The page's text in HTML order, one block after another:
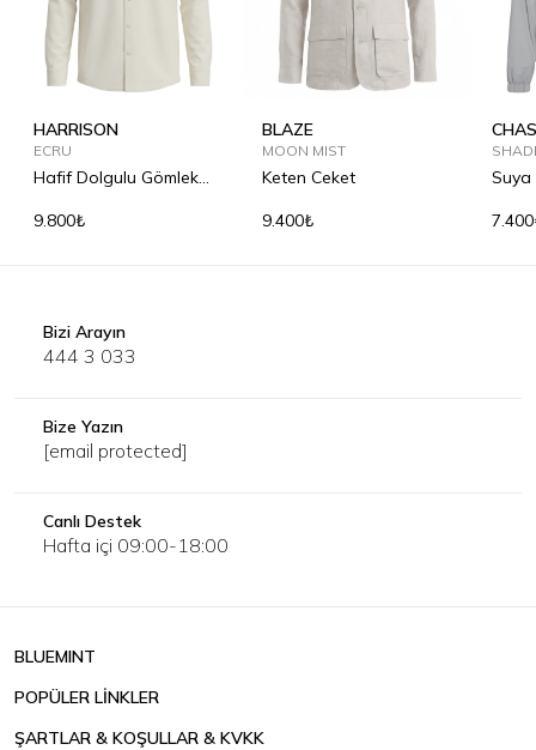
HARRISON
ECRU
Hafif Dolgulu Gömlek
9.800₺
BLAZE
MOON MIST
Keten Ceket
9.400₺
Suya
Bizi Arayın
444 3 033
Bize Yazın
[email protected]
Canlı Destek
Hafta içi 09:00-18:00
BLUEMINT
POPÜLER LİNKLER
ŞARTLAR & KOŞULLAR & KVKK